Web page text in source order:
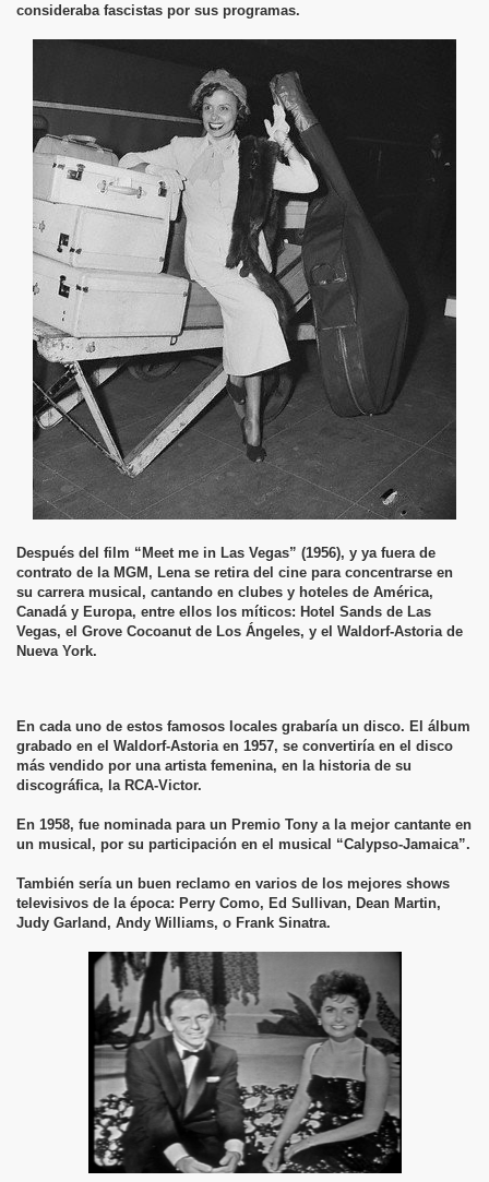
consideraba fascistas por sus programas.
Después del film “Meet me in Las Vegas” (1956), y ya fuera de
contrato de la MGM, Lena se retira del cine para concentrarse en
su carrera musical, cantando en clubes y hoteles de América,
Canadá y Europa, entre ellos los míticos: Hotel Sands de Las
Vegas, el Grove Cocoanut de Los Ángeles, y el Waldorf-Astoria de
Nueva York.
En cada uno de estos famosos locales grabaría un disco. El álbum
grabado en el Waldorf-Astoria en 1957, se convertiría en el disco
más vendido por una artista femenina, en la historia de su
discográfica, la RCA-Victor.
En 1958, fue nominada para un Premio Tony a la mejor cantante en
un musical, por su participación en el musical “Calypso-Jamaica”.
También sería un buen reclamo en varios de los mejores shows
televisivos de la época: Perry Como, Ed Sullivan, Dean Martin,
Judy Garland, Andy Williams, o Frank Sinatra.